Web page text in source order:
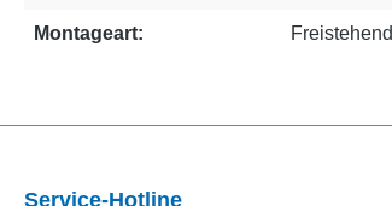
Montageart: Freistehend
Service-Hotline